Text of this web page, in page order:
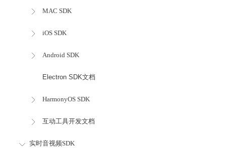
MAC SDK
iOS SDK
Android SDK
Electron SDK文档
HarmonyOS SDK
互动工具开发文档
实时音视频SDK